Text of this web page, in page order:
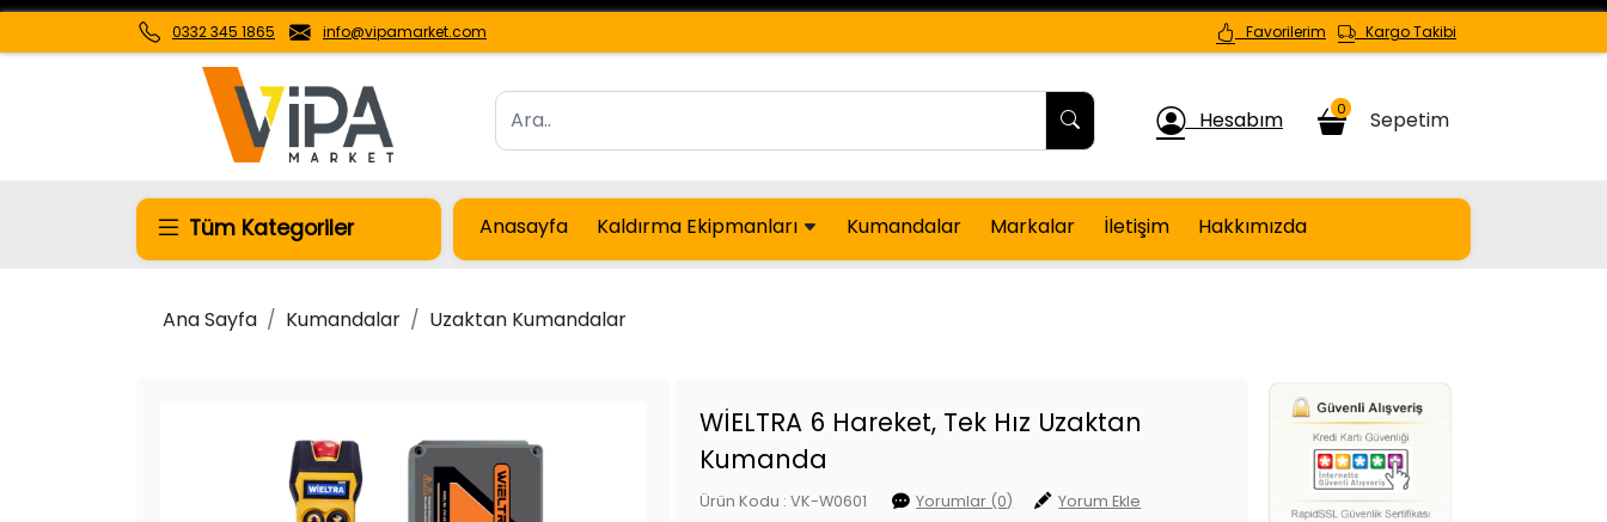
0332 345 1865 info@vipamarket.com Favorilerim Kargo Takibi
Hesabım Sepetim
0
Tüm Kategoriler Anasayfa Kaldırma Ekipmanları Kumandalar Markalar İletişim Hakkımızda
Ana Sayfa Kumandalar Uzaktan Kumandalar
WİELTRA 6 Hareket, Tek Hız Uzaktan
Kumanda
Ürün Kodu : VK-W0601 Yorumlar (0) Yorum Ekle